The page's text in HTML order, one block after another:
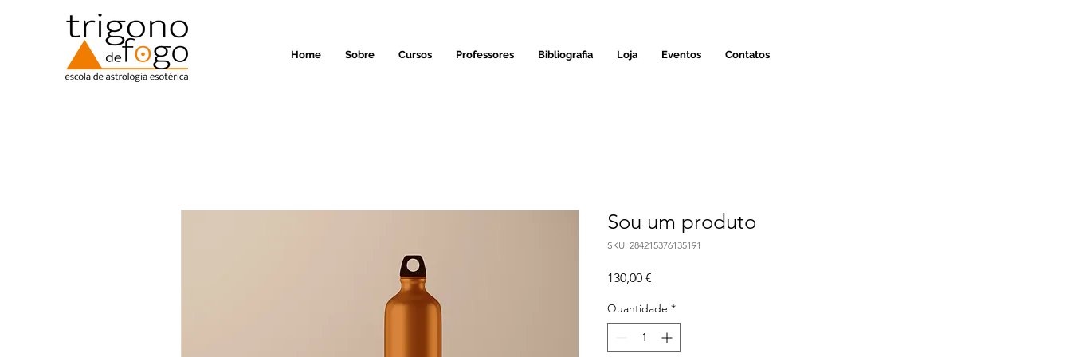
Home Sobre Cursos Professores Bibliografia Loja Eventos Contatos
Sou um produto
SKU: 284215376135191
130,00 €
Quantidade *